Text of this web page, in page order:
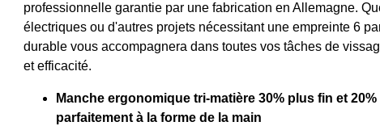
professionnelle garantie par une fabrication en Allemagne.
électriques ou d'autres projets nécessitant une empreinte 6
durable vous accompagnera dans toutes vos tâches de
et efficacité.
Manche ergonomique tri-matière 30% plus fin et
parfaitement à la forme de la main